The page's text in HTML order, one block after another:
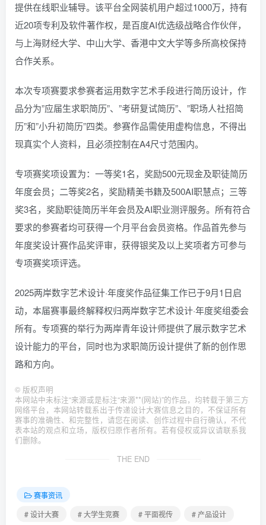
提供在线职业辅导。该平台全网装机用户超过1000万，持有
近20项专利及软件著作权，是百度AI优选级战略合作伙伴，
与上海财经大学、中山大学、香港中文大学等多所高校保持
合作关系。
本次专项赛要求参赛者运用数字艺术手段进行简历设计，作
品分为”应届生求职简历”、”考研复试简历”、”职场人社招简
历”和”小升初简历”四类。参赛作品需使用虚构信息，不得出
现真实个人资料，且必须控制在A4尺寸范围内。
专项赛奖项设置为：一等奖1名，奖励500元现金及职徒简历
年度会员；二等奖2名，奖励精美书籍及500AI职慧点；三等
奖3名，奖励职徒简历半年会员及AI职业测评服务。所有符合
要求的参赛者均可获得一个月平台会员资格。作品首先参与
年度奖设计赛作品奖评审，获得银奖及以上奖项者方可参与
专项赛奖项评选。
2025两岸数字艺术设计·年度奖作品征集工作已于9月1日启
动，本届赛事最终解释权归两岸数字艺术设计·年度奖组委会
所有。专项赛的举行为两岸青年设计师提供了展示数字艺术
设计能力的平台，同时也为求职简历设计提供了新的创作思
路和方向。
© 版权声明
本网站中未标注“来源或是标注“来源**(网站)”的作品，均转载于第三方
网络平台，本网站转载系出于传递设计大赛信息之目的，不保证所有
赛事的准确性、和完整性，请您在阅读、创作过程中自行确认，不代
表本站的观点和立场，版权归原作者所有。若有侵权或异议请联系我
们删除。
THE END
赛事资讯
# 设计大赛
# 大学生竞赛 # 平面视传
# 产品设计